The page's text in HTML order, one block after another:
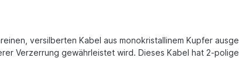
versilberten Kabel aus monokristallinem Kupfer
Verzerrung gewährleistet wird. Dieses Kabel hat 2-